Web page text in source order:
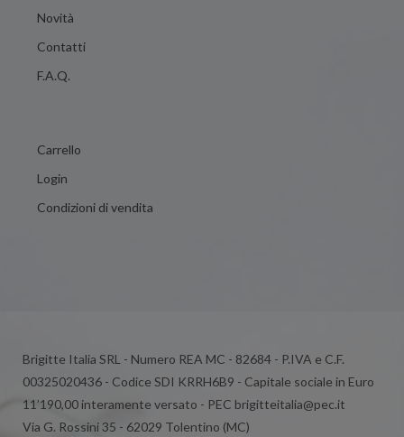
Novità
Contatti
F.A.Q.
Carrello
Login
Condizioni di vendita
Brigitte Italia SRL - Numero REA MC - 82684 - P.IVA e C.F.
00325020436 - Codice SDI KRRH6B9 - Capitale sociale in Euro
11’190,00 interamente versato - PEC brigitteitalia@pec.it
Via G. Rossini 35 - 62029 Tolentino (MC)